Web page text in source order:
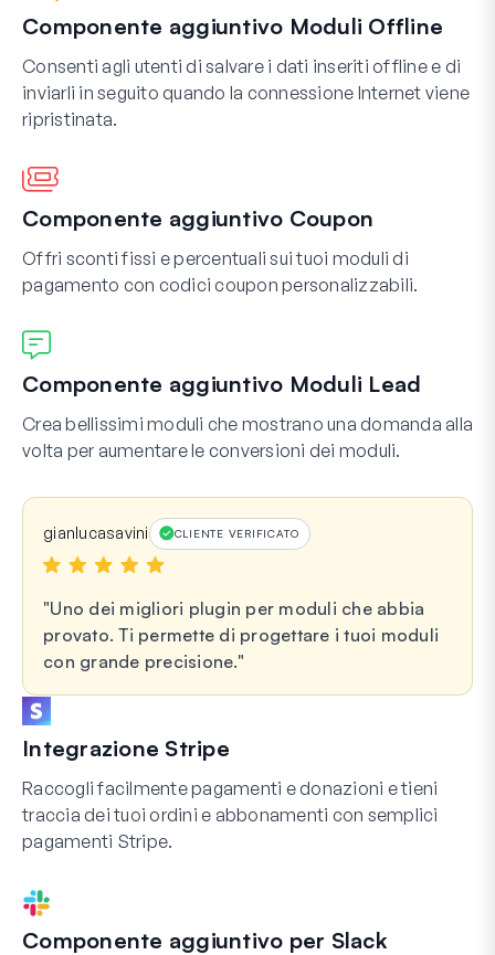
Componente aggiuntivo Moduli Offline
Consenti agli utenti di salvare i dati inseriti offline e di
inviarli in seguito quando la connessione Internet viene
ripristinata.
Componente aggiuntivo Coupon
Offri sconti fissi e percentuali sui tuoi moduli di
pagamento con codici coupon personalizzabili.
Componente aggiuntivo Moduli Lead
Crea bellissimi moduli che mostrano una domanda alla
volta per aumentare le conversioni dei moduli.
gianlucasavini CLIENTE VERIFICATO
Uno dei migliori plugin per moduli che abbia
provato. Ti permette di progettare i tuoi moduli
con grande precisione.
Integrazione Stripe
Raccogli facilmente pagamenti e donazioni e tieni
traccia dei tuoi ordini e abbonamenti con semplici
pagamenti Stripe.
Componente aggiuntivo per Slack